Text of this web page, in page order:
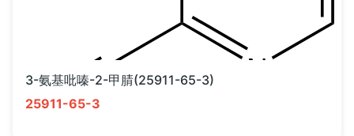
3-氨基吡嗪-2-甲腈(25911-65-3)
25911-65-3